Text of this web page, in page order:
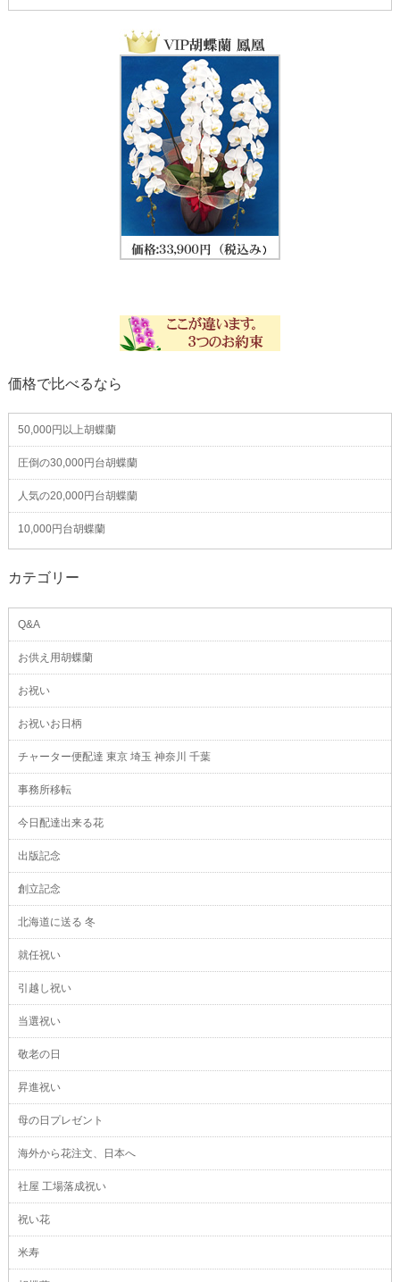
価格で比べるなら
50,000円以上胡蝶蘭
圧倒の30,000円台胡蝶蘭
人気の20,000円台胡蝶蘭
10,000円台胡蝶蘭
カテゴリー
Q&A
お供え用胡蝶蘭
お祝い
お祝いお日柄
チャーター便配達 東京 埼玉 神奈川 千葉
事務所移転
今日配達出来る花
出版記念
創立記念
北海道に送る 冬
就任祝い
引越し祝い
当選祝い
敬老の日
昇進祝い
母の日プレゼント
海外から花注文、日本へ
社屋 工場落成祝い
祝い花
米寿